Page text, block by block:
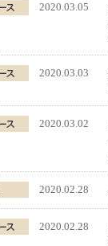
2020.03.05
2020.03.03
2020.03.02
2020.02.28
2020.02.28